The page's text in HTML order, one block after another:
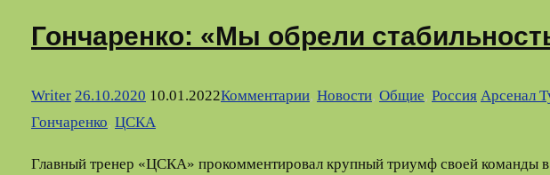
Гончаренко: «Мы обрели
Writer 26.10.2020 10.01.2022Комментарии, Новости, Общие, Россия Арсенал
Гончаренко, ЦСКА
Главный тренер «ЦСКА» прокомментировал крупный триумф своей команды